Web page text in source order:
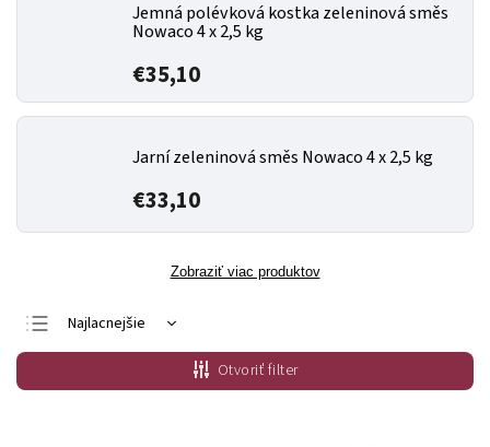
Jemná polévková kostka zeleninová směs
Nowaco 4 x 2,5 kg
€35,10
Jarní zeleninová směs Nowaco 4 x 2,5 kg
€33,10
Zobraziť viac produktov
Najlacnejšie
Najdrahšie
Najpredávanejšie
Otvoriť filter